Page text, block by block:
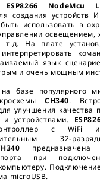
ESP8266 NodeMcu
создания устройств
использовать в
освещением,
На плате
язык
и очень мощным
базе популярного
CH340.
улучшения качества
устройствами.
с WiFi
32-
порта при
microUSB.